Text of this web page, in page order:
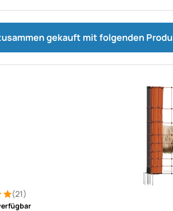
gekauft mit folgenden
5 von 5 (21 Bewertungen)
(21)